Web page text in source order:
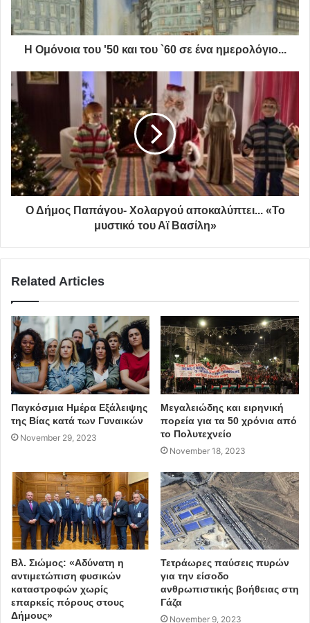
Η Ομόνοια του '50 και του `60 σε ένα ημερολόγιο...
Ο Δήμος Παπάγου- Χολαργού αποκαλύπτει... «Το
μυστικό του Αϊ Βασίλη»
Related Articles
Παγκόσμια Ημέρα Εξάλειψης
της Βίας κατά των Γυναικών
November 29, 2023
Μεγαλειώδης και ειρηνική
πορεία για τα 50 χρόνια από
το Πολυτεχνείο
November 18, 2023
Βλ. Σιώμος: «Αδύνατη η
αντιμετώπιση φυσικών
καταστροφών χωρίς
επαρκείς πόρους στους
Δήμους»
Τετράωρες παύσεις πυρών
για την είσοδο
ανθρωπιστικής βοήθειας στη
Γάζα
November 9, 2023